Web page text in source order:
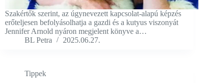
Szakértők szerint, az úgynevezett kapcsolat-alapú képzés
erőteljesen befolyásolhatja a gazdi és a kutyus viszonyát
Jennifer Arnold nyáron megjelent könyve a…
BL Petra
2025.06.27.
Tippek